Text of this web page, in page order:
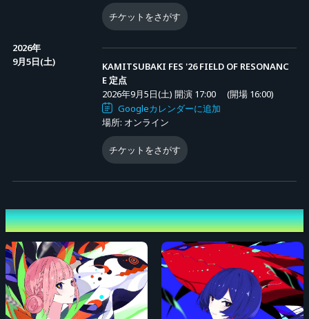
2026年
9月5日(土)
チケットをさがす
KAMITSUBAKI FES '26 FIELD OF RESONANC
E 定点
2026年9月5日(土) 開演 17:00
(開場 16:00)
Googleカレンダーに追加
場所: オンライン
チケットをさがす
出演者